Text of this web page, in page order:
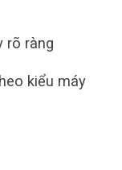
rõ ràng
kiểu máy